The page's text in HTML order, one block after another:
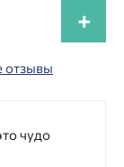
+
отзывы
чудо